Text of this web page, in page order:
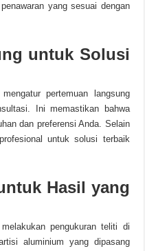
yang sesuai dengan
untuk Solusi
pertemuan langsung
Ini memastikan bahwa
dan preferensi Anda. Selain
untuk solusi terbaik
Hasil yang
pengukuran teliti di
aluminium yang dipasang